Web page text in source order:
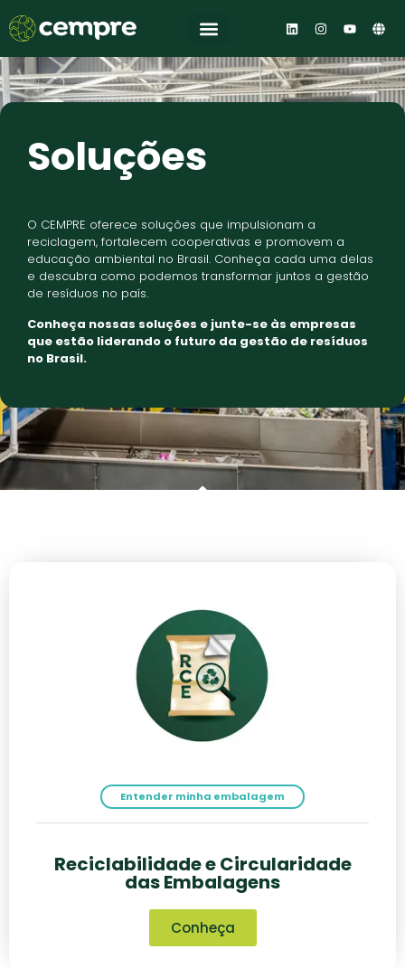
Soluções
O CEMPRE oferece soluções que impulsionam a
reciclagem, fortalecem cooperativas e promovem a
educação ambiental no Brasil. Conheça cada uma delas
e descubra como podemos transformar juntos a gestão
de resíduos no país.
Conheça nossas soluções e junte-se às empresas
que estão liderando o futuro da gestão de resíduos
no Brasil.
Entender minha embalagem
Reciclabilidade e Circularidade
das Embalagens
Conheça